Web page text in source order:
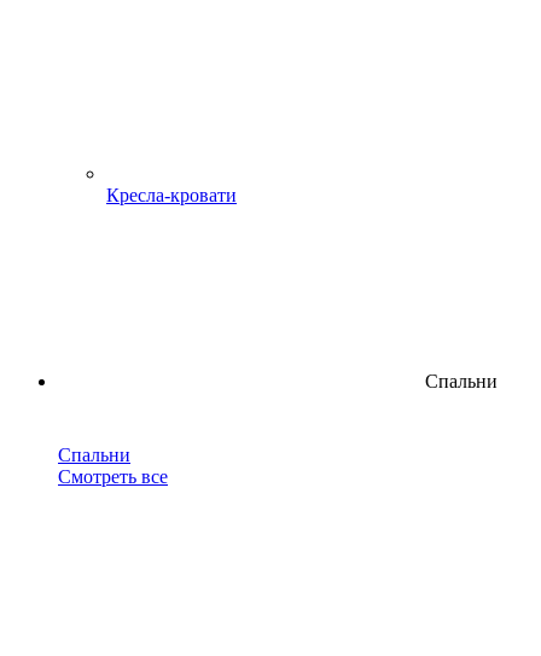
Кресла-кровати
Спальни
Спальни
Смотреть все